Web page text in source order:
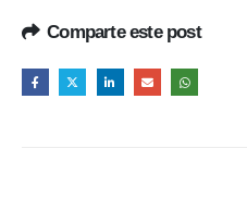
Comparte este post